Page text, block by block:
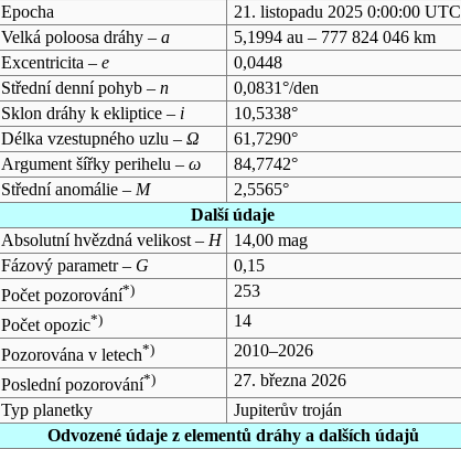
Epocha
21. listopadu 2025 0:00:00 UTC
Velká poloosa dráhy – a
5,1994 au – 777 824 046 km
Excentricita – e
0,0448
Střední denní pohyb – n
0,0831°/den
Sklon dráhy k ekliptice – i
10,5338°
Délka vzestupného uzlu – Ω
61,7290°
Argument šířky perihelu – ω
84,7742°
Střední anomálie – M
2,5565°
Další údaje
Absolutní hvězdná velikost – H
14,00 mag
Fázový parametr – G
0,15
Počet pozorování*)
253
Počet opozic*)
14
Pozorována v letech*)
2010–2026
Poslední pozorování*)
27. března 2026
Typ planetky
Jupiterův troján
Odvozené údaje z elementů dráhy a dalších údajů